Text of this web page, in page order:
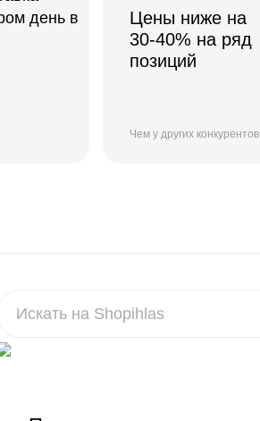
Цены ниже на
30-40% на ряд
позиций
Чем у других конкурентов